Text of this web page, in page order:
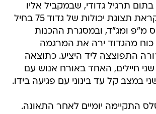
תרגיל גדודי, שבמקביל אליו
נערכו הכנות לקראת תצוגת יכולות של גדוד 75 בחיל
מ"פ ומג"ד, ובמסגרת ההכנות
כוח מהגדוד ירה את המרגמה
התפוצצה ליד היציע. כתוצאה
שני חיילים, האחד באורח אנוש עם
במצב קל עד בינוני עם פגיעה בידו.
התקיימה יומיים לאחר התאונה.